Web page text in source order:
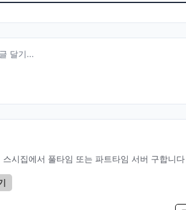
스시집에서 풀타임 또는 파트타임 서버 구합니다